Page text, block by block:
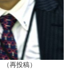
再投稿）